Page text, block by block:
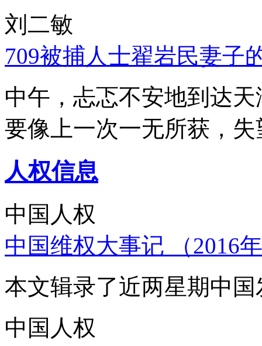
刘二敏
709被捕人士翟岩民妻子
中午，忐忑不安地到达
要像上一次一无所获，
人权信息
中国人权
中国维权大事记 （2016
本文辑录了近两星期中
中国人权